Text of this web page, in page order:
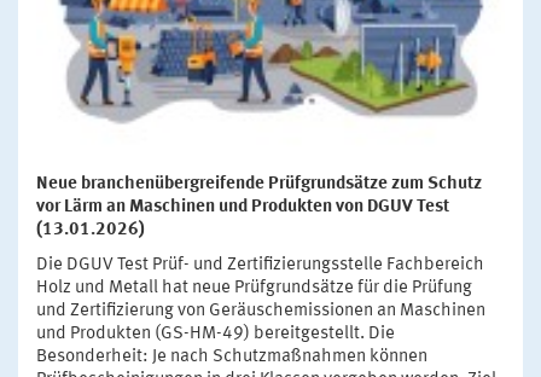
Neue branchenübergreifende Prüfgrundsätze zum Schutz
vor Lärm an Maschinen und Produkten von DGUV Test
(13.01.2026)
Die DGUV Test Prüf- und Zertifizierungsstelle Fachbereich
Holz und Metall hat neue Prüfgrundsätze für die Prüfung
und Zertifizierung von Geräuschemissionen an Maschinen
und Produkten (GS-HM-49) bereitgestellt. Die
Besonderheit: Je nach Schutzmaßnahmen können